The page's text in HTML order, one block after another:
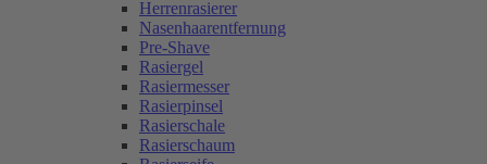
Herrenrasierer
Nasenhaarentfernung
Pre-Shave
Rasiergel
Rasiermesser
Rasierpinsel
Rasierschale
Rasierschaum